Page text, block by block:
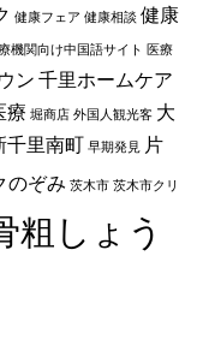
健康フェア 健康相談 健康
機関向け中国語サイト 医療
ン千里ホームケア
療 堀商店 外国人観光客 大
千里南町 早期発見 片
のぞみ 茨木市 茨木市クリ
粗しょう